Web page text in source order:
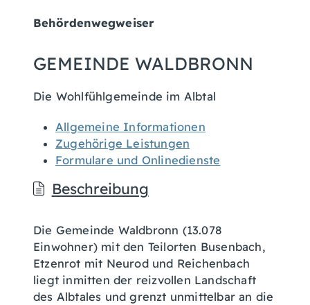
Behördenwegweiser
GEMEINDE WALDBRONN
Die Wohlfühlgemeinde im Albtal
Allgemeine Informationen
Zugehörige Leistungen
Formulare und Onlinedienste
Beschreibung
Die Gemeinde Waldbronn (13.078
Einwohner) mit den Teilorten Busenbach,
Etzenrot mit Neurod und Reichenbach
liegt inmitten der reizvollen Landschaft
des Albtales und grenzt unmittelbar an die